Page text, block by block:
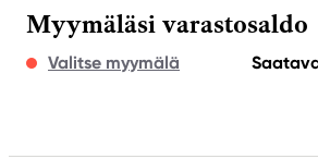
Myymäläsi varastosaldo
Valitse myymälä